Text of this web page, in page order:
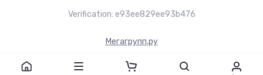
Verification: e93ee829ee93b476
Мегагрупп.ру